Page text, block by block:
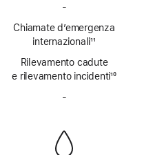
-
via
satellite
non
disponibile
Chiamate d’emergenza
internazionali11
Rilevamento cadute
e rilevamento incidenti10
-